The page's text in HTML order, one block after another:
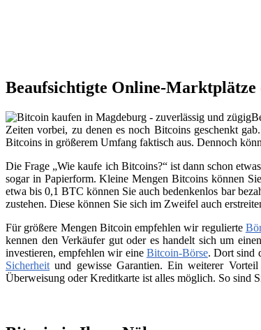
Beaufsichtigte Online-Marktplätze
Zeiten vorbei, zu denen es noch Bitcoins geschenkt
Bitcoins in größerem Umfang faktisch aus. Dennoch
Die Frage „Wie kaufe ich Bitcoins?“ ist dann schon
sogar in Papierform. Kleine Mengen Bitcoins können
etwa bis 0,1 BTC können Sie auch bedenkenlos bar
zustehen. Diese können Sie sich im Zweifel auch
Für größere Mengen Bitcoin empfehlen wir regulierte
kennen den Verkäufer gut oder es handelt sich um
investieren, empfehlen wir eine Bitcoin-Börse. Dort sind
Sicherheit und gewisse Garantien. Ein weiterer
Überweisung oder Kreditkarte ist alles möglich. So sind